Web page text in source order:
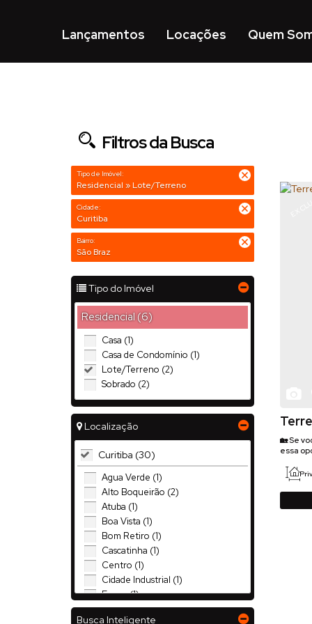
Quem
Locações
Lançamentos
Filtros da Busca
Tipo de Imóvel:
Residencial » Lote/Terreno
Cidade:
Curitiba
Bairro:
São Braz
Tipo do Imóvel
Residencial (6)
Casa (1)
Casa de Condomínio (1)
Lote/Terreno (2)
Sobrado (2)
Localização
Curitiba (30)
Água Verde (1)
Alto Boqueirão (2)
Atuba (1)
Boa Vista (1)
Bom Retiro (1)
Cascatinha (1)
Centro (1)
Cidade Industrial (1)
Fanny (1)
Jardim Social (1)
Busca Inteligente
🏡 Se
essa
e fundos: 12 m 📐 Lado direito: 43 m
Fiscal: 39-120-
em